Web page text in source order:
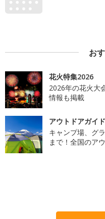
お
花火特集2026
2026年の花火大
情報も掲載
アウトドアガイド
キャンプ場、グ
まで！全国のア